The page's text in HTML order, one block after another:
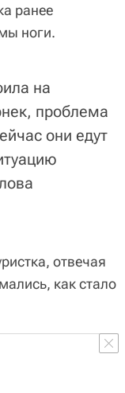
ранее
ноги.
на
проблема
они едут
отвечая
как стало